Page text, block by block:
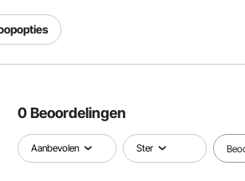
0 Beoordelingen
Aanbevolen Ster